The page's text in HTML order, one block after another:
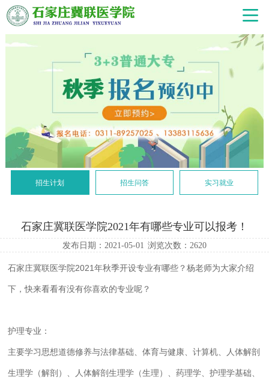
招生计划 招生问答 实习就业
石家庄冀联医学院2021年有哪些专业可以报考！
发布日期：2021-05-01 浏览次数： 2620
石家庄冀联医学院2021年秋季开设专业有哪些？杨老师为大家介绍
下，快来看看有没有你喜欢的专业呢？
护理专业 ：
主要学习思想道德修养与法律基础、体育与健康、计算机、人体解剖
生理学（解剖）、人体解剖生理学（生理）、药理学、护理学基础、